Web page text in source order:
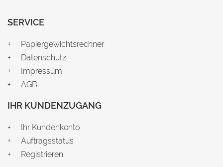
SERVICE
Papiergewichtsrechner
Datenschutz
Impressum
AGB
IHR KUNDENZUGANG
Ihr Kundenkonto
Auftragsstatus
Registrieren